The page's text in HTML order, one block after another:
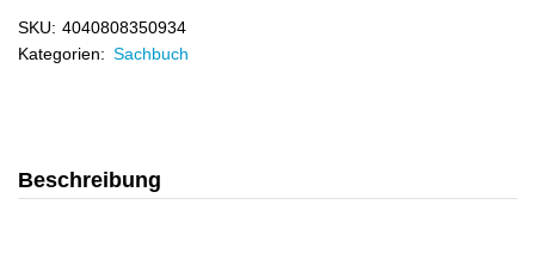
SKU: 4040808350934
Kategorien: Sachbuch
Beschreibung